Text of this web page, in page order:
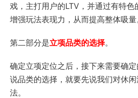
戏，主打用户的LTV，并通过有特色
增强玩法表现力，从而提高整体吸量
第二部分是立项品类的选择。
确定立项定位之后，接下来需要确
说品类的选择，就要先说我们对休
法。